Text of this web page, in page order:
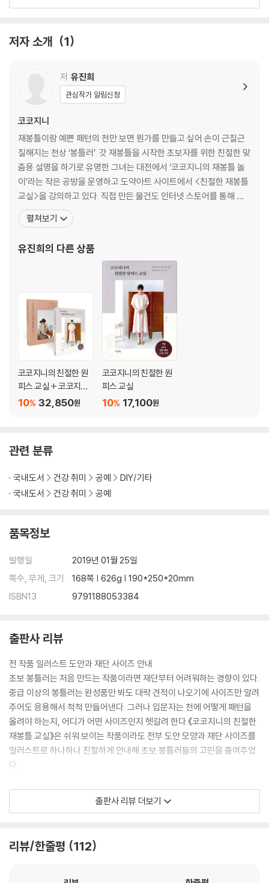
2. 접착솜 붙이기
4. 모서리 시접 모아 접기
5. 시접 처리하기(오버로크)
6. 아웃포켓 만들기
7. 줄지퍼 활용하기
8. 바이어스 활용하기
9. 라미네이트 원단(방수 코팅) 다루기
PART 2_소잉 소품 만들기
1 주방 수건
3 티코스터
7 오븐 장갑
8 기본 앞치마
9 주머니 앞치마
1 삼각 가랜드
2 하트 가랜드
3 곡물 핫팩
6 벽걸이용 갑티슈 커버
8 발매트
2 카드 지갑
4 마카롱 키홀더
5 한 겹 스트링 주머니
6 양면 스트링 주머니
9 바닥이 있는 지퍼 파우치
11 롤 파우치(필통)
12 필통
13 미니 배낭
Ⅳ 가방
1 양면 에코백
2 장바구니
3 클러치백
저자 소개 1
저 유진희
관심작가 알림신청
코코지니
재봉틀이랑 예쁜 패턴의 천만 보면 뭔가를 만들고 싶어 손이 근질근
질해지는 천상 ‘봉틀러’. 갓 재봉틀을 시작한 초보자를 위한 친절한 맞
춤용 설명을 하기로 유명한 그녀는 대전에서 ‘코코지니의 재봉틀 놀
이’라는 작은 공방을 운영하고 도약아트 사이트에서 <친절한 재봉틀
교실>을 강의하고 있다. 직접 만든 물건도 인터넷 스토어를 통해 판
매하고 있으며, 2017년부터는 수많은 재봉틀러와 더 활발하게 소통
하고 자신의 알짜 팁도 널리 알리기 위해 네이버 카페 <친절한 재봉
유하고 직접 회원들의 작품을 체크해주는 등의 활동을 이어
펼쳐보기
유진희의 다른 상품
코코지니의 친절한 원
피스 교실 + 코코지니
의 친절한 재봉틀 교실
32,850원
10%
코코지니의 친절한 원
피스 교실
17,100원
10%
관련 분류
국내도서 건강 취미 공예
DIY/기타
국내도서
건강 취미 공예
품목정보
발행일
2019년 01월 25일
쪽수, 무게, 크기
168쪽 | 626g | 190*250*20mm
ISBN13
9791188053384
출판사 리뷰
전 작품 일러스트 도안과 재단 사이즈 안내
초보 봉틀러는 처음 만드는 작품이라면 재단부터 어려워하는 경향이 있다.
중급 이상의 봉틀러는 완성품만 봐도 대략 견적이 나오기에 사이즈만 알려
주어도 응용해서 척척 만들어낸다. 그러나 입문자는 천에 어떻게 패턴을
올려야 하는지, 어디가 어떤 사이즈인지 헷갈려 한다.《코코지니의 친절한
재봉틀 교실》은 쉬워 보이는 작품이라도 전부 도안 모양과 재단 사이즈를
일러스트로 하나하나 친절하게 안내해 초보 봉틀러들의 고민을 줄여주었
다.
친절하기로 유명한 코코지니표 설명과 QR 동영상 강의, 알짜 팁 수록
재봉틀은 돌려볼수록 안다, 사소한 팁 하나로 완성도가 얼마나 차이 나는
R 동영상 강의, 알짜 팁들을 확인하자. 당신도 어느새 전문가 못지않은, 디
출판사 리뷰 더보기
리뷰/한줄평 112